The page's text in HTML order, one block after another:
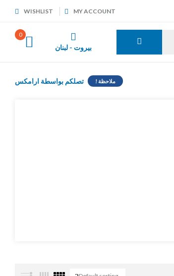
MY ACCOUNT
WISHLIST
بيروت - لبنان
0
ملاحظة ! تصلكم بواسطة ارامكس